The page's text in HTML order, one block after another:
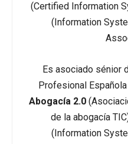
(Certified Information
(Information
Es asociado sénior
Profesional
Abogacía 2.0
de la abogacía
(Information